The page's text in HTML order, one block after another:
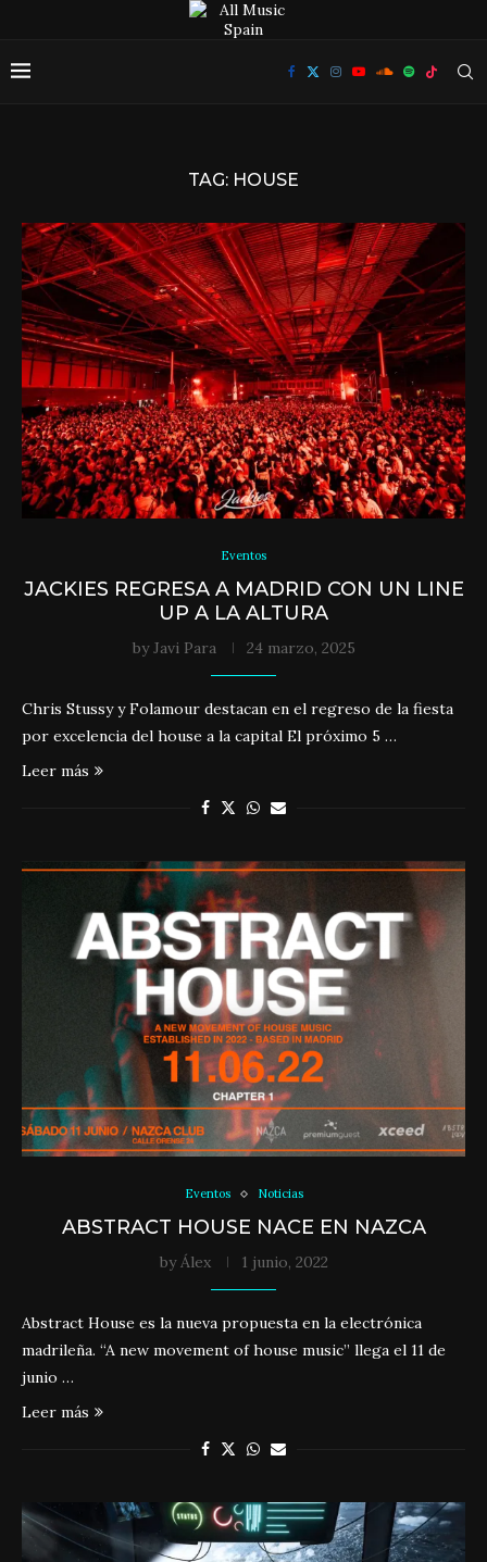
TAG: HOUSE
Eventos
JACKIES REGRESA A MADRID CON UN LINE
UP A LA ALTURA
byJavi Para 24 marzo, 2025
Chris Stussy y Folamour destacan en el regreso de la fiesta
por excelencia del house a la capital El próximo 5 …
Leer más
Eventos Noticias
ABSTRACT HOUSE NACE EN NAZCA
byÁlex 1 junio, 2022
Abstract House es la nueva propuesta en la electrónica
madrileña. “A new movement of house music” llega el 11 de
junio …
Leer más